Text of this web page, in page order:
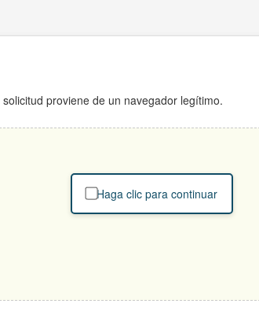
proviene de un navegador legítimo.
Haga clic para continuar